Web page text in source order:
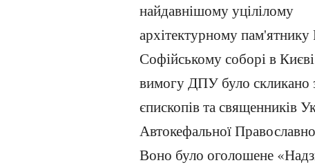
найдавнішому уцілілому
архітектурному
Софійському соборі в
вимогу ДПУ було скликано
єпископів та священників
Автокефальної
Воно було оголошене